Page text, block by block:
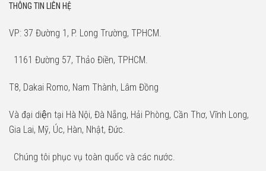
THÔNG TIN LIÊN HỆ
VP: 37 Đường 1, P. Long Trường, TPHCM.
1161 Đường 57, Thảo Điền, TPHCM.
T8, Dakai Romo, Nam Thành, Lâm Đồng
Và đại diện tại Hà Nội, Đà Nẵng, Hải Phòng, Cần Thơ, Vĩnh Long,
Gia Lai, Mỹ, Úc, Hàn, Nhật, Đức.
Chúng tôi phục vụ toàn quốc và các nước.